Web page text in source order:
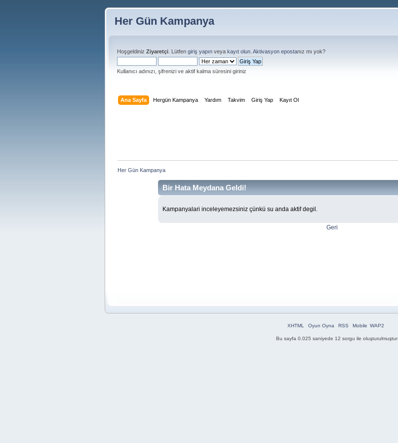
Her Gün Kampanya
Hoşgeldiniz Ziyaretçi . Lütfen giriş yapın veya kayıt olun Aktivasyon epostanız mı yok?
Kullanıcı adınızı, şifrenizi ve aktif kalma süresini giriniz
Ana Sayfa Hergün Kampanya Yardım Takvim Giriş Yap Kayıt Ol
Her Gün Kampanya
Bir Hata Meydana Geldi!
Kampanyalari inceleyemezsiniz çünkü su anda aktif degil.
Geri
XHTML Oyun Oyna RSS Mobile WAP2
Bu sayfa 0.025 saniyede 12 sorgu ile oluşturulmuştur